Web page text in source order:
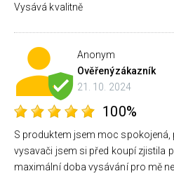
Vysává kvalitně
Anonym
Ověřenýzákazník
21. 10. 2024
100%
S produktem jsem moc spokojená,
vysavači jsem si před koupí zjistila
maximální doba vysávání pro mě